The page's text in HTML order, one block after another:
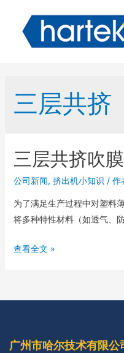
三层共挤
三层共挤吹
公司新闻, 挤出机小知识 / 作
为了满足生产过程中对塑料
将多种特性材料（如透气、
查看全文 »
广州市哈尔技术有限公